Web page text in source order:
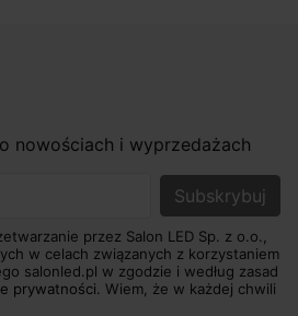
nowościach i wyprzedażach
przez Salon LED Sp. z o.o.,
w celach związanych z korzystaniem
salonled.pl w zgodzie i według zasad
prywatności. Wiem, że w każdej chwili